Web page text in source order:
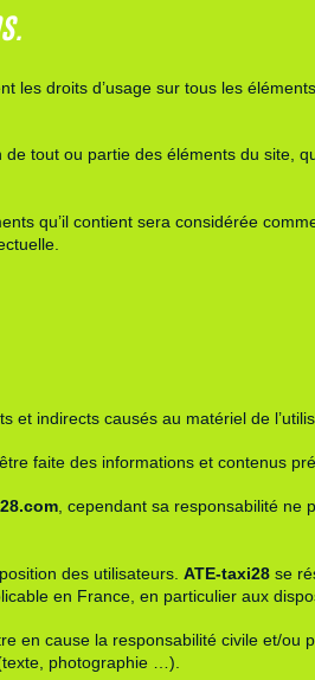
droits d’usage sur tous les
tout ou partie des éléments du site,
qu’il contient sera considérée
.
indirects causés au matériel de
faite des informations et contenus
, cependant sa responsabilité ne
des utilisateurs. ATE-taxi28se
en France, en particulier aux
en cause la responsabilité civile et/ou
photographie …).